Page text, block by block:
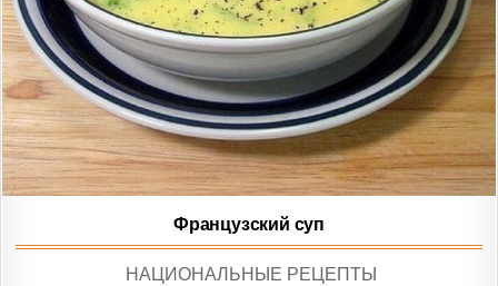
Французский суп
POSTED
НАЦИОНАЛЬНЫЕ РЕЦЕПТЫ